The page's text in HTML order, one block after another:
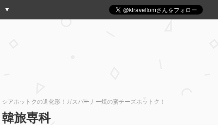
シアホットクの進化形！ガスバーナー焼の蜜チーズホットク！
韓旅専科